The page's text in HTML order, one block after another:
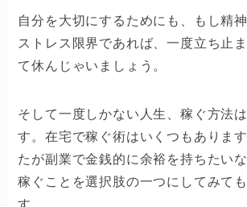
自分を大切にするためにも、もし精
ストレス限界であれば、一度立ち止
て休んじゃいましょう。
そして一度しかない人生、稼ぐ方法
す。在宅で稼ぐ術はいくつもありま
たが副業で金銭的に余裕を持ちたい
稼ぐことを選択肢の一つにしてみて
す。